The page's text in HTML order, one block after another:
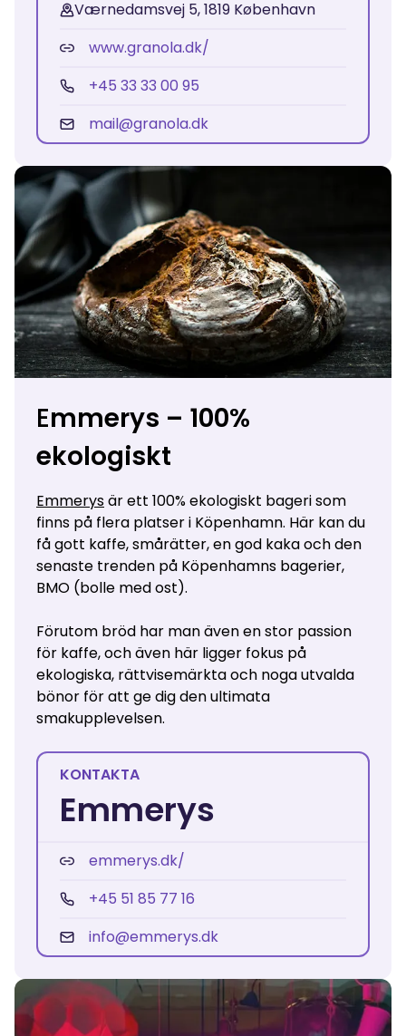
Værnedamsvej 5, 1819 København
www.granola.dk/
+45 33 33 00 95
mail@granola.dk
Emmerys – 100%
ekologiskt
Emmerysär ett 100% ekologiskt bageri som
finns på flera platser i Köpenhamn. Här kan du
få gott kaffe, smårätter, en god kaka och den
senaste trenden på Köpenhamns bagerier,
BMO (bolle med ost).
Förutom bröd har man även en stor passion
för kaffe, och även här ligger fokus på
ekologiska, rättvisemärkta och noga utvalda
bönor för att ge dig den ultimata
smakupplevelsen.
KONTAKTA
Emmerys
emmerys.dk/
+45 51 85 77 16
info@emmerys.dk